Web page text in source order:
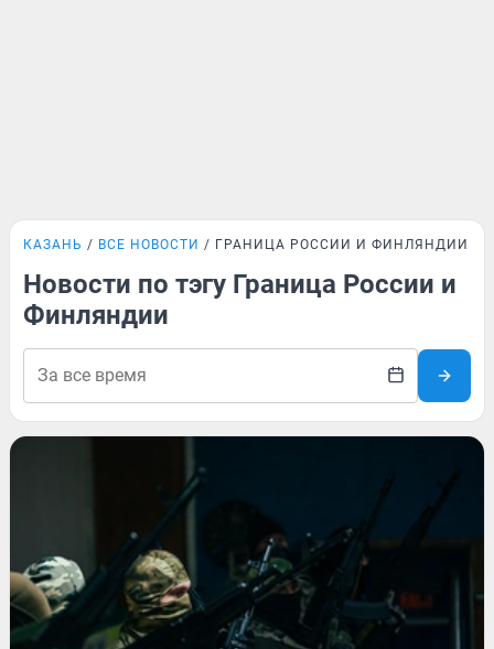
КАЗАНЬ ВСЕ НОВОСТИ ГРАНИЦА РОССИИ И ФИНЛЯНДИИ
Новости по тэгу Граница России и
Финляндии